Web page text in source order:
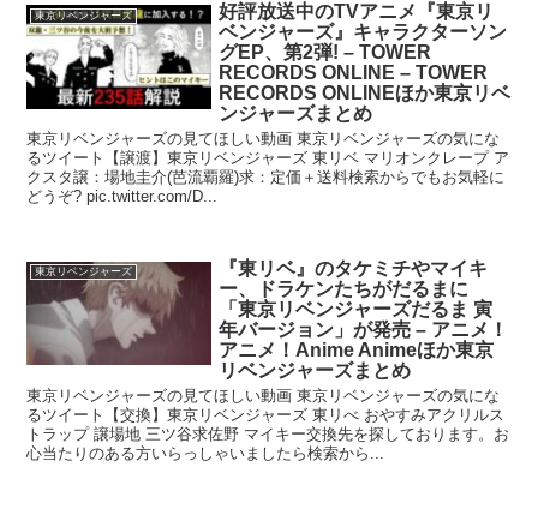
東京リベンジャーズ
好評放送中のTVアニメ『東京リ
ベンジャーズ』キャラクターソン
グEP、第2弾! – TOWER
RECORDS ONLINE – TOWER
RECORDS ONLINEほか東京リベ
ンジャーズまとめ
東京リベンジャーズの見てほしい動画 東京リベンジャーズの気にな
るツイート【譲渡】東京リベンジャーズ 東リベ マリオンクレープ ア
クスタ譲：場地圭介(芭流覇羅)求：定価＋送料検索からでもお気軽に
どうぞ? pic.twitter.com/D...
東京リベンジャーズ
『東リベ』のタケミチやマイキ
ー、ドラケンたちがだるまに
「東京リベンジャーズだるま 寅
年バージョン」が発売 – アニメ！
アニメ！Anime Animeほか東京
リベンジャーズまとめ
東京リベンジャーズの見てほしい動画 東京リベンジャーズの気にな
るツイート【交換】東京リベンジャーズ 東リべ おやすみアクリルス
トラップ 譲場地 三ツ谷求佐野 マイキー交換先を探しております。お
心当たりのある方いらっしゃいましたら検索から...